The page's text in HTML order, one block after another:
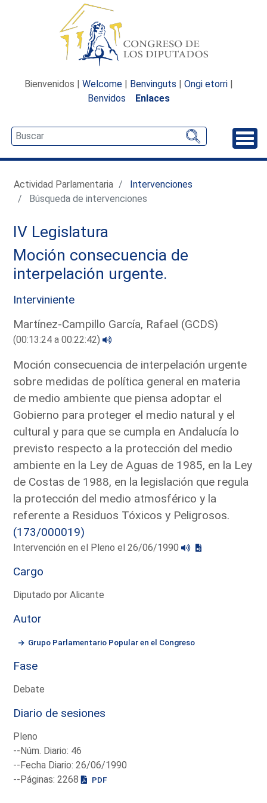
Bienvenidos | Welcome | Benvinguts | Ongi etorri |
Benvidos
Enlaces
Actividad Parlamentaria
Intervenciones
Búsqueda de intervenciones
IV Legislatura
Moción consecuencia de
interpelación urgente.
Interviniente
Martínez-Campillo García, Rafael (GCDS)
(00:13:24 a 00:22:42)
Moción consecuencia de interpelación urgente
sobre medidas de política general en materia
de medio ambiente que piensa adoptar el
Gobierno para proteger el medio natural y el
cultural y para que se cumpla en Andalucía lo
previsto respecto a la protección del medio
ambiente en la Ley de Aguas de 1985, en la Ley
de Costas de 1988, en la legislación que regula
la protección del medio atmosférico y la
referente a Residuos Tóxicos y Peligrosos.
(173/000019)
Intervención en el Pleno el 26/06/1990
Cargo
Diputado por Alicante
Autor
Grupo Parlamentario Popular en el Congreso
Fase
Debate
Diario de sesiones
Pleno
--Núm. Diario: 46
--Fecha Diario: 26/06/1990
--Páginas: 2268
PDF